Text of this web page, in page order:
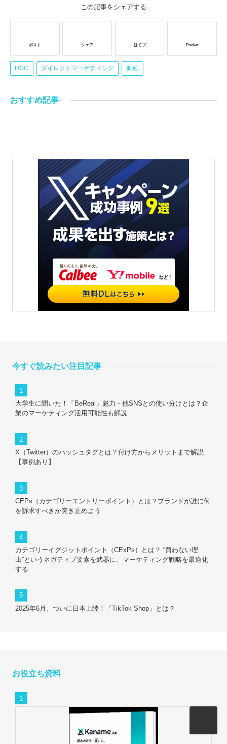
この記事をシェアする
ポスト シェア はてブ Pocket
UGC ダイレクトマーケティング 動画
おすすめ記事
今すぐ読みたい注目記事
大学生に聞いた！「BeReal」魅力・他SNSとの使い分けとは？企
業のマーケティング活用可能性も解説
X（Twitter）のハッシュタグとは？付け方からメリットまで解説
【事例あり】
CEPs（カテゴリーエントリーポイント）とは？ブランドが誰に何
を訴求すべきか突き止めよう
カテゴリーイグジットポイント（CExPs）とは？ “買わない理
由”というネガティブ要素を武器に、マーケティング戦略を最適化
する
2025年6月、ついに日本上陸！「TikTok Shop」とは？
お役立ち資料